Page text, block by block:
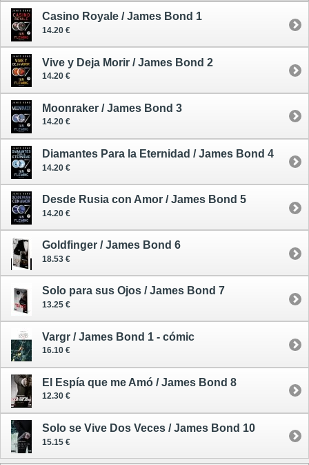
Casino Royale / James Bond 1
14.20 €
Vive y Deja Morir / James Bond 2
14.20 €
Moonraker / James Bond 3
14.20 €
Diamantes Para la Eternidad / James Bond 4
14.20 €
Desde Rusia con Amor / James Bond 5
14.20 €
Goldfinger / James Bond 6
18.53 €
Solo para sus Ojos / James Bond 7
13.25 €
Vargr / James Bond 1 - cómic
16.10 €
El Espía que me Amó / James Bond 8
12.30 €
Solo se Vive Dos Veces / James Bond 10
15.15 €